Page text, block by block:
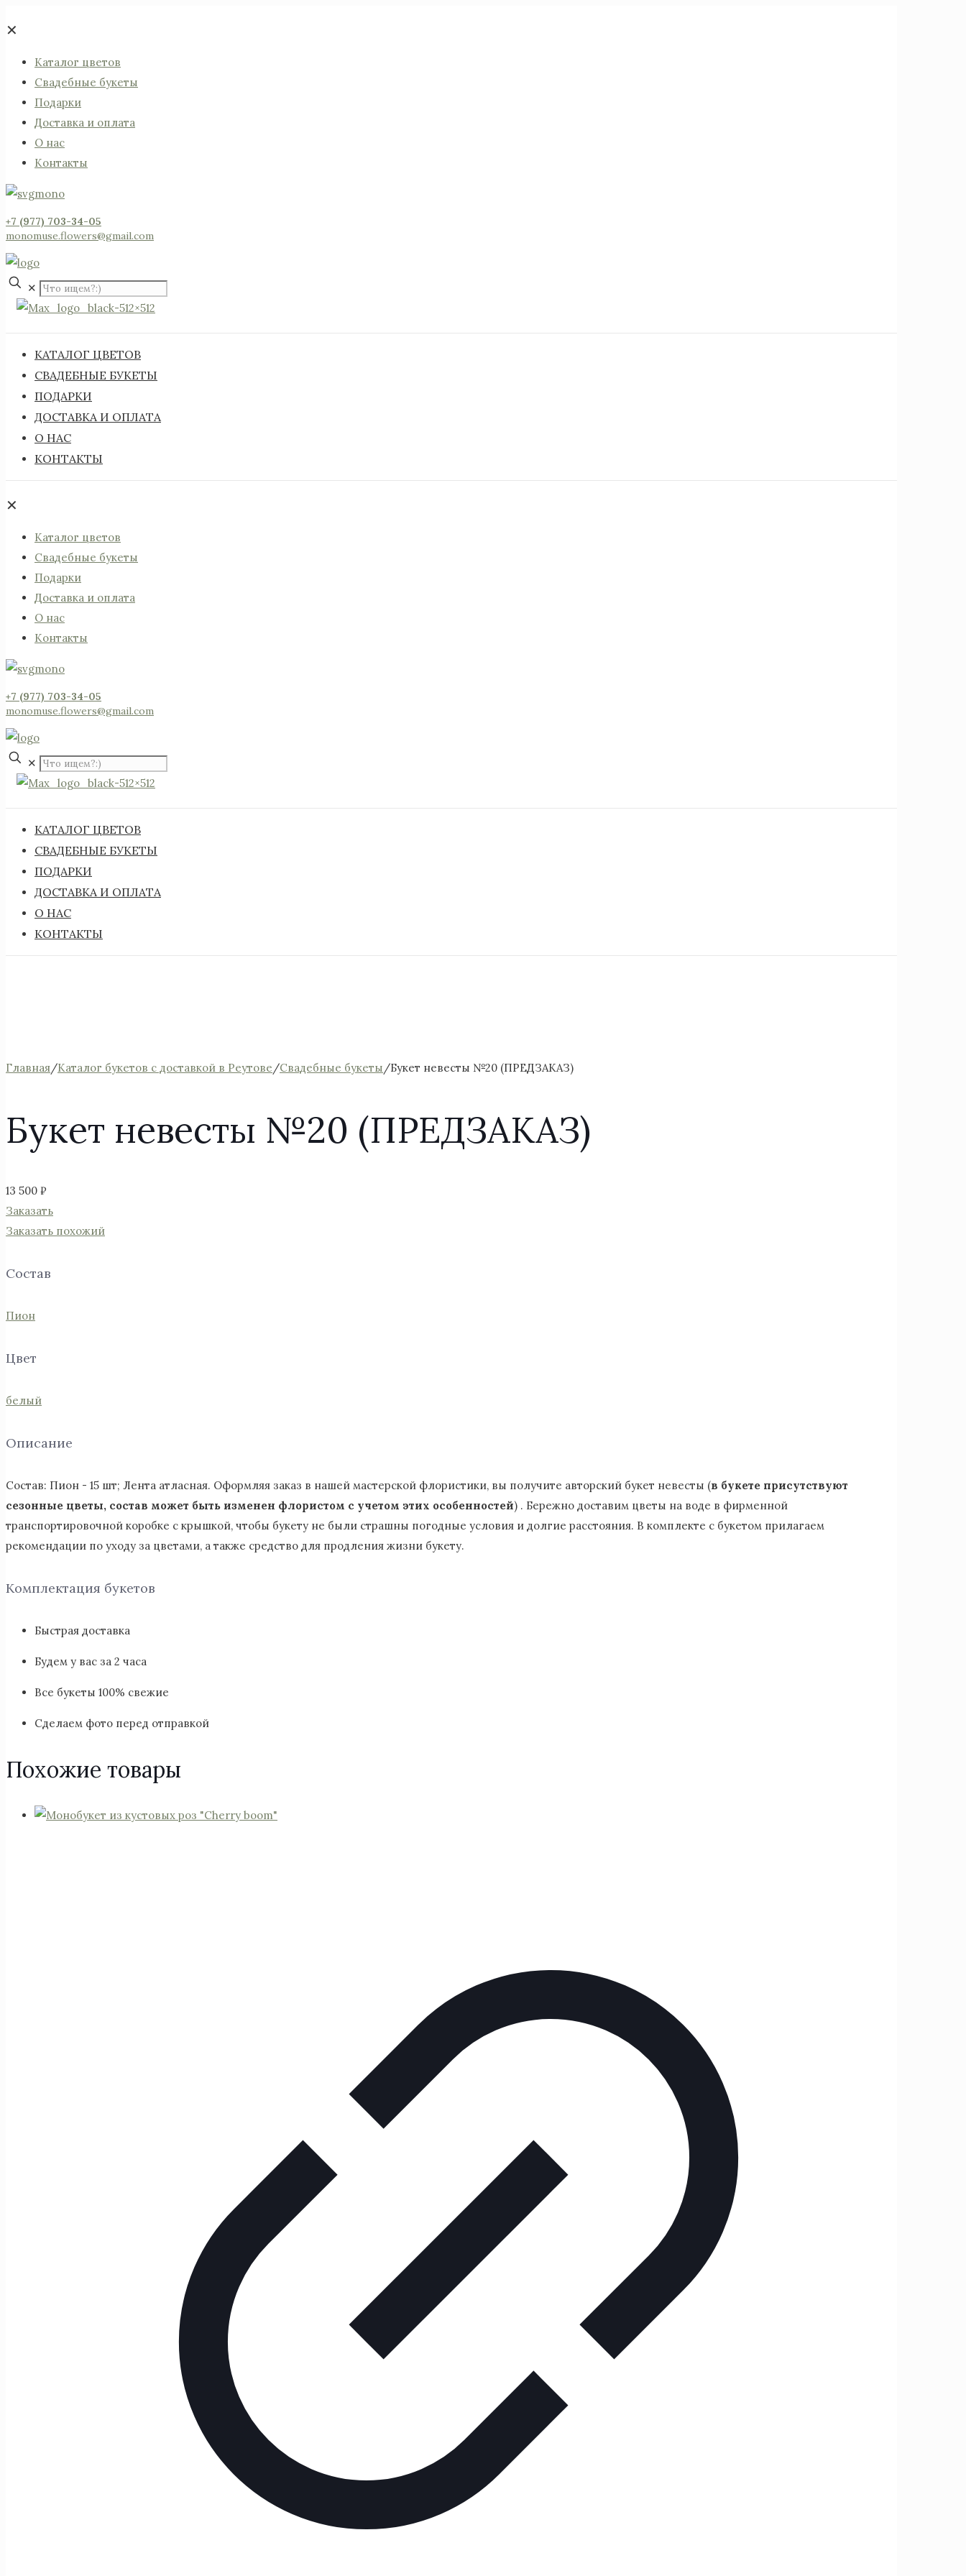
✕
Каталог цветов
Свадебные букеты
Подарки
Доставка и оплата
О нас
Контакты
+7 (977) 703-34-05
monomuse.flowers@gmail.com
✕
КАТАЛОГ ЦВЕТОВ
СВАДЕБНЫЕ БУКЕТЫ
ПОДАРКИ
ДОСТАВКА И ОПЛАТА
О НАС
КОНТАКТЫ
✕
Каталог цветов
Свадебные букеты
Подарки
Доставка и оплата
О нас
Контакты
+7 (977) 703-34-05
monomuse.flowers@gmail.com
✕
КАТАЛОГ ЦВЕТОВ
СВАДЕБНЫЕ БУКЕТЫ
ПОДАРКИ
ДОСТАВКА И ОПЛАТА
О НАС
КОНТАКТЫ
Главная/Каталог букетов с доставкой в Реутове/Свадебные букеты/Букет невесты №20 (ПРЕДЗАКАЗ)
Букет невесты №20 (ПРЕДЗАКАЗ)
13 500 ₽
Заказать
Заказать похожий
Состав
Пион
Цвет
белый
Описание
Состав: Пион - 15 шт; Лента атласная. Оформляя заказ в нашей мастерской флористики, вы получите авторский букет невесты (в букете присутствуют
сезонные цветы, состав может быть изменен флористом с учетом этих особенностей) . Бережно доставим цветы на воде в фирменной
транспортировочной коробке с крышкой, чтобы букету не были страшны погодные условия и долгие расстояния. В комплекте с букетом прилагаем
рекомендации по уходу за цветами, а также средство для продления жизни букету.
Комплектация букетов
Быстрая доставка
Будем у вас за 2 часа
Все букеты 100% свежие
Сделаем фото перед отправкой
Похожие товары